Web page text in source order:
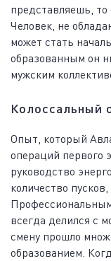
представляешь, то
Человек, не
может стать
образованным он
мужским
Колоссальный
Опыт, который
операций первого
руководство
количество
всегда делился с
смену прошло
образованием.